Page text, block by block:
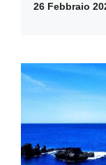
26 Febbraio